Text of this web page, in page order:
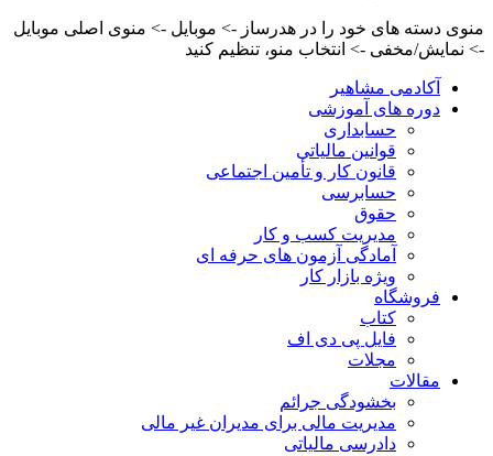
منوی دسته های خود را در هدرساز -> موبایل -> منوی اصلی موبایل
-> نمایش/مخفی -> انتخاب منو، تنظیم کنید
آکادمی مشاهیر
دوره های آموزشی
حسابداری
قوانین مالیاتی
قانون کار و تأمین اجتماعی
حسابرسی
حقوق
مدیریت کسب و کار
آمادگی آزمون های حرفه ای
ویژه بازار کار
فروشگاه
کتاب
فایل پی دی اف
مجلات
مقالات
بخشودگی جرائم
مدیریت مالی برای مدیران غیر مالی
دادرسی مالیاتی